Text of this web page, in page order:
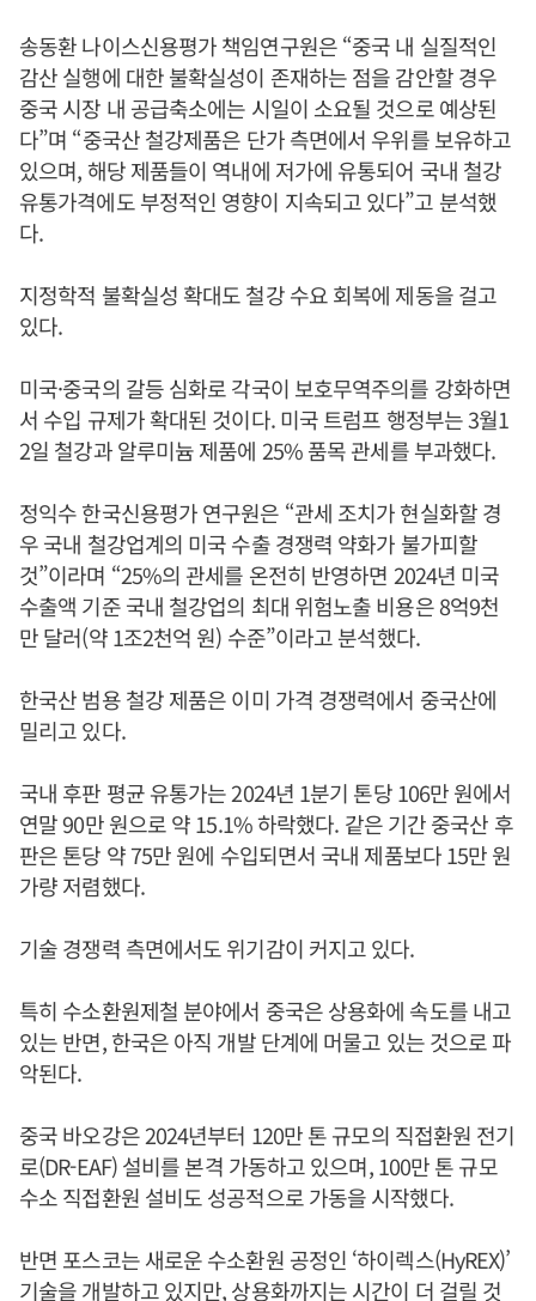
송동환 나이스신용평가 책임연구원은 “중국 내 실질적인
감산 실행에 대한 불확실성이 존재하는 점을 감안할 경우
중국 시장 내 공급축소에는 시일이 소요될 것으로 예상된
다”며 “중국산 철강제품은 단가 측면에서 우위를 보유하고
있으며, 해당 제품들이 역내에 저가에 유통되어 국내 철강
유통가격에도 부정적인 영향이 지속되고 있다”고 분석했
다.
지정학적 불확실성 확대도 철강 수요 회복에 제동을 걸고
있다.
미국·중국의 갈등 심화로 각국이 보호무역주의를 강화하면
서 수입 규제가 확대된 것이다. 미국 트럼프 행정부는 3월1
2일 철강과 알루미늄 제품에 25% 품목 관세를 부과했다.
정익수 한국신용평가 연구원은 “관세 조치가 현실화할 경
우 국내 철강업계의 미국 수출 경쟁력 약화가 불가피할
것”이라며 “25%의 관세를 온전히 반영하면 2024년 미국
수출액 기준 국내 철강업의 최대 위험노출 비용은 8억9천
만 달러(약 1조2천억 원) 수준”이라고 분석했다.
한국산 범용 철강 제품은 이미 가격 경쟁력에서 중국산에
밀리고 있다.
국내 후판 평균 유통가는 2024년 1분기 톤당 106만 원에서
연말 90만 원으로 약 15.1% 하락했다. 같은 기간 중국산 후
판은 톤당 약 75만 원에 수입되면서 국내 제품보다 15만 원
가량 저렴했다.
기술 경쟁력 측면에서도 위기감이 커지고 있다.
특히 수소환원제철 분야에서 중국은 상용화에 속도를 내고
있는 반면, 한국은 아직 개발 단계에 머물고 있는 것으로 파
악된다.
중국 바오강은 2024년부터 120만 톤 규모의 직접환원 전기
로(DR-EAF) 설비를 본격 가동하고 있으며, 100만 톤 규모
수소 직접환원 설비도 성공적으로 가동을 시작했다.
반면 포스코는 새로운 수소환원 공정인 ‘하이렉스(HyREX)’
기술을 개발하고 있지만, 상용화까지는 시간이 더 걸릴 것